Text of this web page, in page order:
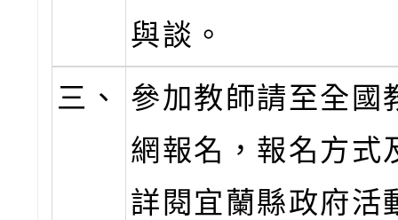
與談。
三、
參加教師請至全國
網報名，報名方式
詳閱宜蘭縣政府活